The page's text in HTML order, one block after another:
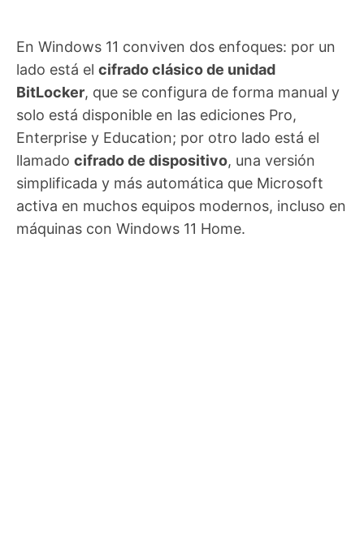
En Windows 11 conviven dos enfoques: por un
lado está el cifrado clásico de unidad
BitLocker, que se configura de forma manual y
solo está disponible en las ediciones Pro,
Enterprise y Education; por otro lado está el
llamado cifrado de dispositivo, una versión
simplificada y más automática que Microsoft
activa en muchos equipos modernos, incluso en
máquinas con Windows 11 Home.